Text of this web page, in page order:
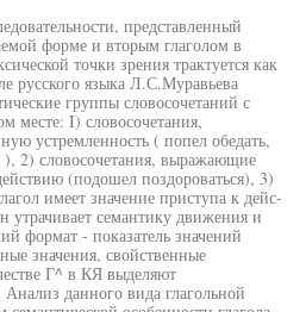
представленный
форме и вторым глаголом в
точки зрения трактуется как
русского языка Л.С.Муравьева
группы словосочетаний с
месте: I) словосочетания,
устремленность ( попел обедать,
), 2) словосочетания, выражающие
(подошел поздороваться), 3)
имеет значение приступа к дейс-
утрачивает семантику движения и
формат - показатель значений
значения, свойственные
Г^ в КЯ выделяют
данного вида глагольной